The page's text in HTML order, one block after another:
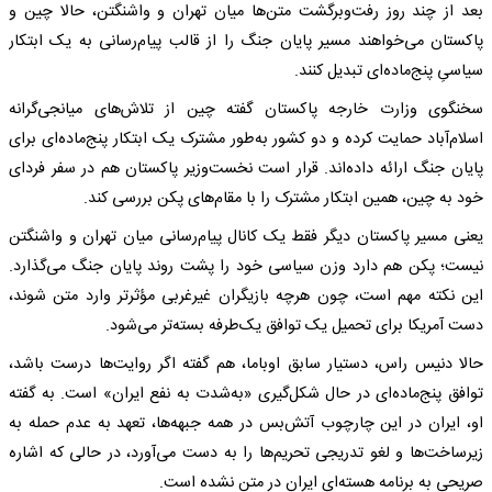
بعد از چند روز رفت‌وبرگشت متن‌ها میان تهران و واشنگتن، حالا چین و
پاکستان می‌خواهند مسیر پایان جنگ را از قالب پیام‌رسانی به یک ابتکار
سیاسیِ پنج‌ماده‌ای تبدیل کنند.
سخنگوی وزارت خارجه پاکستان گفته چین از تلاش‌های میانجی‌گرانه
اسلام‌آباد حمایت کرده و دو کشور به‌طور مشترک یک ابتکار پنج‌ماده‌ای برای
پایان جنگ ارائه داده‌اند. قرار است نخست‌وزیر پاکستان هم در سفر فردای
خود به چین، همین ابتکار مشترک را با مقام‌های پکن بررسی کند.
یعنی مسیر پاکستان دیگر فقط یک کانال پیام‌رسانی میان تهران و واشنگتن
نیست؛ پکن هم دارد وزن سیاسی خود را پشت روند پایان جنگ می‌گذارد.
این نکته مهم است، چون هرچه بازیگران غیرغربی مؤثرتر وارد متن شوند،
دست آمریکا برای تحمیل یک توافق یک‌طرفه بسته‌تر می‌شود.
حالا دنیس راس، دستیار سابق اوباما، هم گفته اگر روایت‌ها درست باشد،
توافق پنج‌ماده‌ای در حال شکل‌گیری «به‌شدت به نفع ایران» است. به گفته
او، ایران در این چارچوب آتش‌بس در همه جبهه‌ها، تعهد به عدم حمله به
زیرساخت‌ها و لغو تدریجی تحریم‌ها را به دست می‌آورد، در حالی که اشاره
صریحی به برنامه هسته‌ای ایران در متن نشده است.